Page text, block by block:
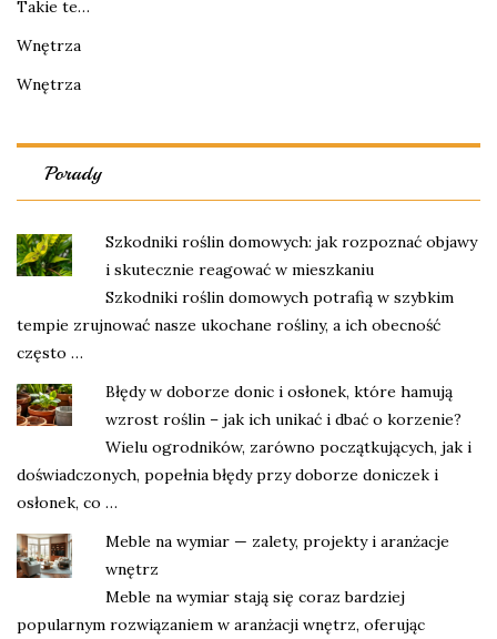
Takie te…
Wnętrza
Wnętrza
Porady
Szkodniki roślin domowych: jak rozpoznać objawy
i skutecznie reagować w mieszkaniu
Szkodniki roślin domowych potrafią w szybkim
tempie zrujnować nasze ukochane rośliny, a ich obecność
często …
Błędy w doborze donic i osłonek, które hamują
wzrost roślin – jak ich unikać i dbać o korzenie?
Wielu ogrodników, zarówno początkujących, jak i
doświadczonych, popełnia błędy przy doborze doniczek i
osłonek, co …
Meble na wymiar — zalety, projekty i aranżacje
wnętrz
Meble na wymiar stają się coraz bardziej
popularnym rozwiązaniem w aranżacji wnętrz, oferując